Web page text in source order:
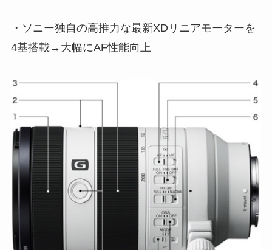
・ソニー独自の高推力な最新XDリニアモーターを
4基搭載→大幅にAF性能向上